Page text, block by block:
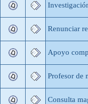
Renunciar
Apoyo
Profesor de
Consulta